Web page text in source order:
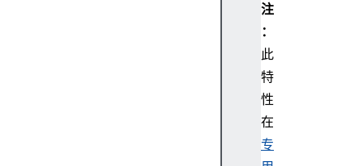
注
：
此
特
性
在
专